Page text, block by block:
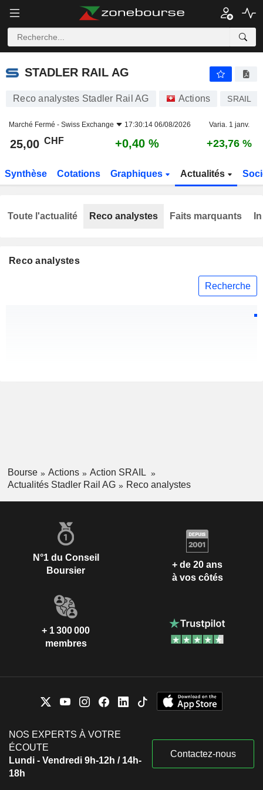
STADLER RAIL AG
STADLER RAIL AG
Reco analystes Stadler Rail AG Actions SRAIL
Marché Fermé - Swiss Exchange 17:30:14 06/08/2026 Varia. 1 janv.
25,00 CHF +0,40 % +23,76 %
Synthèse Cotations Graphiques Actualités
Reco analystes
Recherche
Toute l'actualité Reco analystes Faits marquants
Bourse Actions
Action SRAIL
Actualités Stadler Rail AG
Reco analystes
N°1 du Conseil
Boursier
+ de 20 ans
à vos côtés
+ 1 300 000
membres
NOS EXPERTS À VOTRE
ÉCOUTE
Lundi - Vendredi 9h-12h / 14h-
18h
Contactez-nous